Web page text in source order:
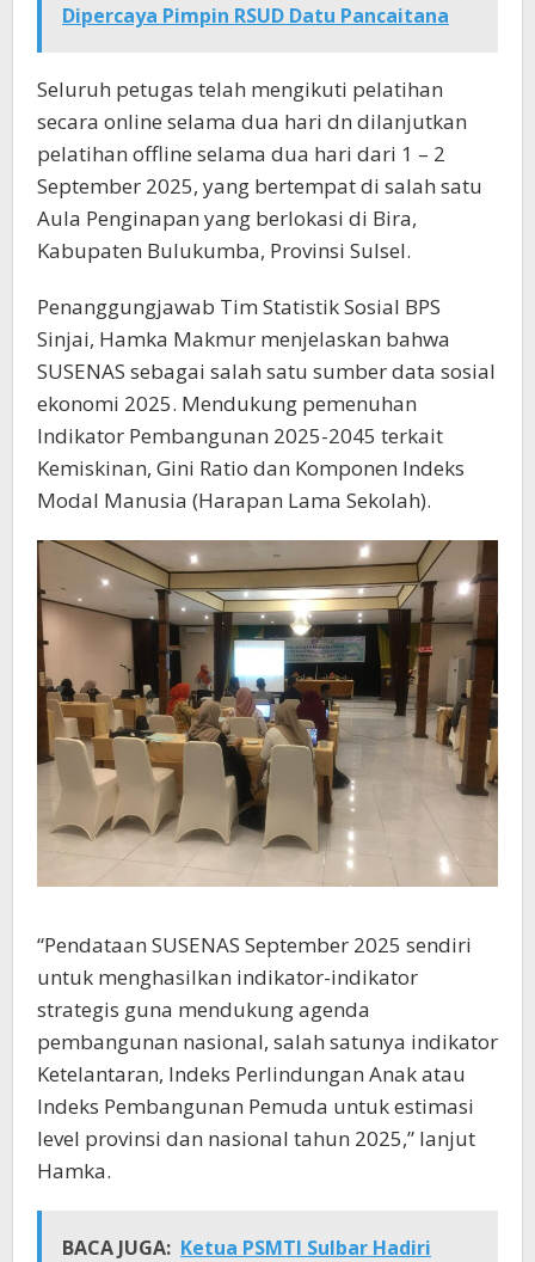
Dipercaya Pimpin RSUD Datu Pancaitana
Seluruh petugas telah mengikuti pelatihan
secara online selama dua hari dn dilanjutkan
pelatihan offline selama dua hari dari 1 – 2
September 2025, yang bertempat di salah satu
Aula Penginapan yang berlokasi di Bira,
Kabupaten Bulukumba, Provinsi Sulsel.
Penanggungjawab Tim Statistik Sosial BPS
Sinjai, Hamka Makmur menjelaskan bahwa
SUSENAS sebagai salah satu sumber data sosial
ekonomi 2025. Mendukung pemenuhan
Indikator Pembangunan 2025-2045 terkait
Kemiskinan, Gini Ratio dan Komponen Indeks
Modal Manusia (Harapan Lama Sekolah).
“Pendataan SUSENAS September 2025 sendiri
untuk menghasilkan indikator-indikator
strategis guna mendukung agenda
pembangunan nasional, salah satunya indikator
Ketelantaran, Indeks Perlindungan Anak atau
Indeks Pembangunan Pemuda untuk estimasi
level provinsi dan nasional tahun 2025,” lanjut
Hamka.
BACA JUGA: Ketua PSMTI Sulbar Hadiri